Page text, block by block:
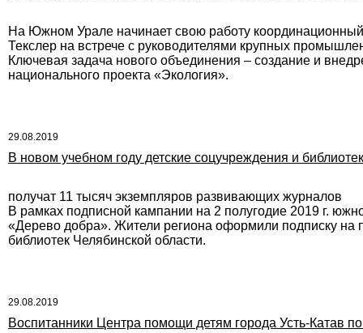
На Южном Урале начинает свою работу
Текслер на встрече с руководителями крупных
Ключевая задача нового объединения – создание и
национального проекта «Экология».
29.08.2019
В новом учебном году детские соцучреждения и
получат 11 тысяч экземпляров развивающих журналов
В рамках подписной кампании на 2 полугодие 2019 г.
«Дерево добра». Жители региона оформили подписку на
библиотек Челябинской области.
29.08.2019
Воспитанники Центра помощи детям города Усть-Катав